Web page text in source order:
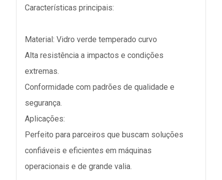
Características principais:
Material: Vidro verde temperado curvo
Alta resistência a impactos e condições
extremas.
Conformidade com padrões de qualidade e
segurança.
Aplicações:
Perfeito para parceiros que buscam soluções
confiáveis e eficientes em máquinas
operacionais e de grande valia.